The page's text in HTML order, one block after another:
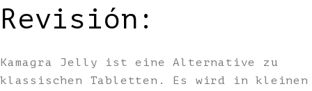
Revisión:
Kamagra Jelly ist eine Alternative zu
klassischen Tabletten. Es wird in kleinen